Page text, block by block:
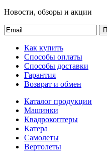
Новости, обзоры и акции
Как купить
Способы оплаты
Способы доставки
Гарантия
Возврат и обмен
Каталог продукции
Машинки
Квадрокоптеры
Катера
Самолеты
Вертолеты